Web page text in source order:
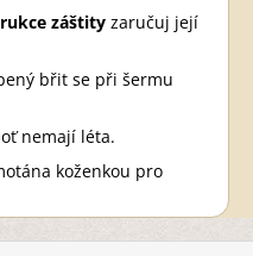
záštity zaručuj její
břit se při šermu
nemají léta.
koženkou pro